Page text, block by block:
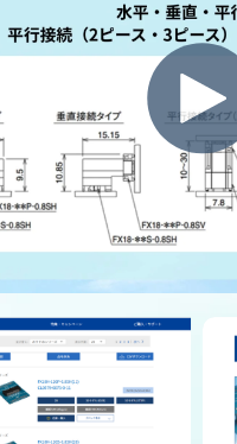
一覧ページ
図面、3D CAD)